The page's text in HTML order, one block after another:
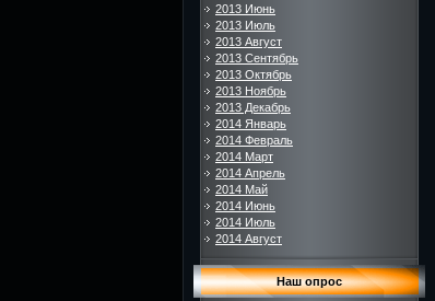
2013 Июнь
2013 Июль
2013 Август
2013 Сентябрь
2013 Октябрь
2013 Ноябрь
2013 Декабрь
2014 Январь
2014 Февраль
2014 Март
2014 Апрель
2014 Май
2014 Июнь
2014 Июль
2014 Август
Наш опрос